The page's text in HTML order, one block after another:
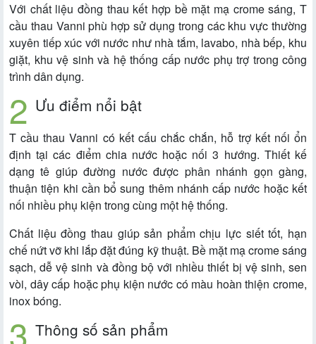
Với chất liệu đồng thau kết hợp bề mặt mạ crome sáng, T
cầu thau Vanni phù hợp sử dụng trong các khu vực thường
xuyên tiếp xúc với nước như nhà tắm, lavabo, nhà bếp, khu
giặt, khu vệ sinh và hệ thống cấp nước phụ trợ trong công
trình dân dụng.
Ưu điểm nổi bật
T cầu thau Vanni có kết cấu chắc chắn, hỗ trợ kết nối ổn
định tại các điểm chia nước hoặc nối 3 hướng. Thiết kế
dạng tê giúp đường nước được phân nhánh gọn gàng,
thuận tiện khi cần bổ sung thêm nhánh cấp nước hoặc kết
nối nhiều phụ kiện trong cùng một hệ thống.
Chất liệu đồng thau giúp sản phẩm chịu lực siết tốt, hạn
chế nứt vỡ khi lắp đặt đúng kỹ thuật. Bề mặt mạ crome sáng
sạch, dễ vệ sinh và đồng bộ với nhiều thiết bị vệ sinh, sen
vòi, dây cấp hoặc phụ kiện nước có màu hoàn thiện crome,
inox bóng.
Thông số sản phẩm